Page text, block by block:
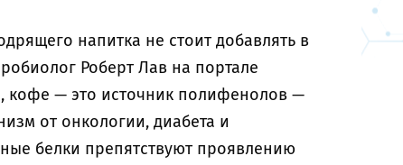
напитка не стоит добавлять в
Роберт Лав на портале
кофе — это источник полифенолов —
от онкологии, диабета и
белки препятствуют проявлению